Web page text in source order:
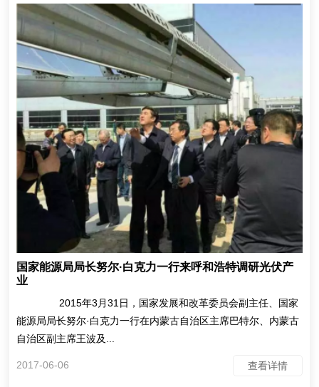
国家能源局局长努尔·白克力一行来呼和浩特调研光伏产
业
2015年3月31日，国家发展和改革委员会副主任、国家
能源局局长努尔·白克力一行在内蒙古自治区主席巴特尔、内蒙古
自治区副主席王波及...
2017-06-06 查看详情